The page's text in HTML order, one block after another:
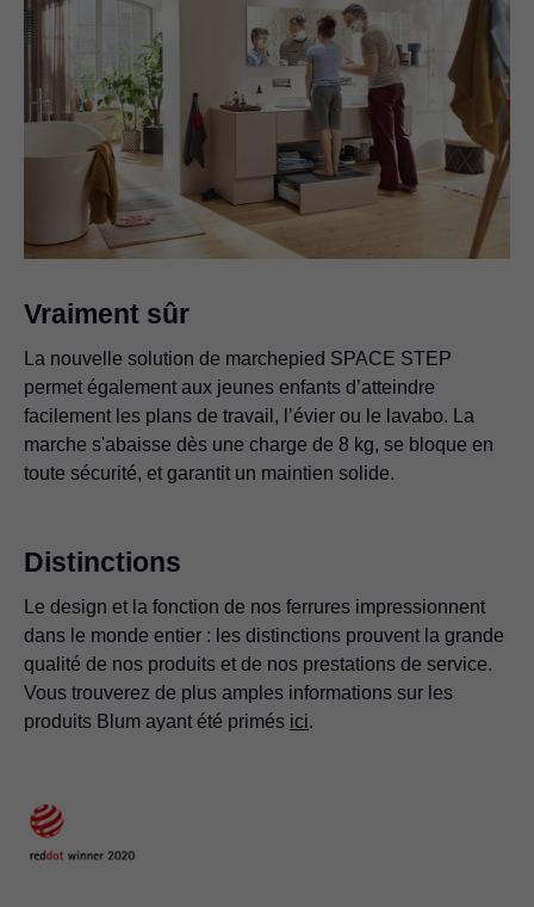
Vraiment sûr
La nouvelle solution de marchepied SPACE STEP
permet également aux jeunes enfants d’atteindre
facilement les plans de travail, l’évier ou le lavabo. La
marche s'abaisse dès une charge de 8 kg, se bloque en
toute sécurité, et garantit un maintien solide.
Distinctions
Le design et la fonction de nos ferrures impressionnent
dans le monde entier : les distinctions prouvent la grande
qualité de nos produits et de nos prestations de service.
Vous trouverez de plus amples informations sur les
produits Blum ayant été primés ici.